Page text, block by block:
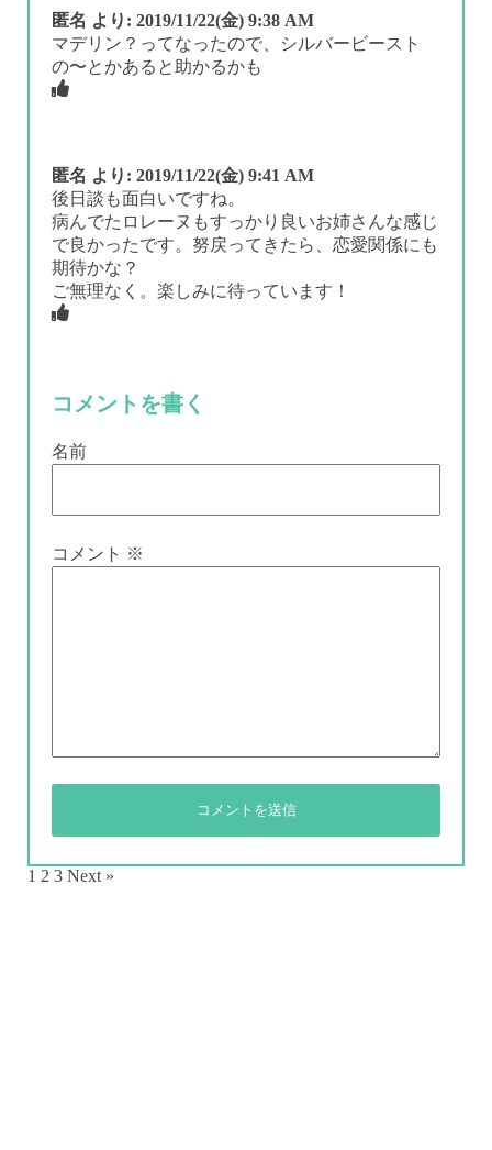
匿名 より: 2019/11/22(金) 9:38 AM
マデリン？ってなったので、シルバービースト
の〜とかあると助かるかも
匿名 より: 2019/11/22(金) 9:41 AM
後日談も面白いですね。
病んでたロレーヌもすっかり良いお姉さんな感じ
で良かったです。努戻ってきたら、恋愛関係にも
期待かな？
ご無理なく。楽しみに待っています！
コメントを書く
名前
コメント ※
1 2 3 Next »